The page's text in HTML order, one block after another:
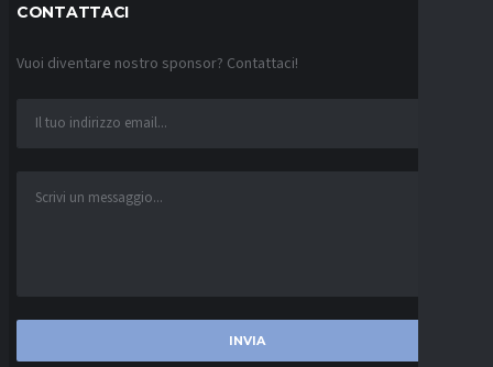
CONTATTACI
Vuoi diventare nostro sponsor? Contattaci!